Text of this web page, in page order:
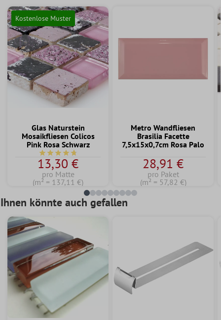
Kostenlose Muster
Glas Naturstein
Mosaikfliesen Colicos
Pink Rosa Schwarz
Durchschnittliche Bewertung von 4.7 von 5 Sternen
13,30 €
pro Matte
(m² = 137,11 €)
Metro Wandfliesen
Brasilia Facette
7,5x15x0,7cm Rosa Palo
28,91 €
pro Paket
(m² = 57,82 €)
Ihnen könnte auch gefallen